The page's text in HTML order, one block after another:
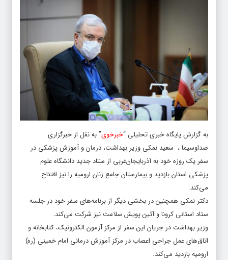
به گزارش پایگاه خبری تحلیلی “خبرخوی” به نقل از خبرگزاری
صداوسیما ، سعید نمکی وزیر بهداشت، درمان و آموزش پزشکی در
سفر یک روزه خود به آذربایجان‌غربی از ستاد جدید دانشگاه علوم
پزشکی استان بازدید و بیمارستان جامع زنان ارومیه را نیز افتتاح
می‌کند.
دکتر نمکی همچنین در بخشی دیگر از برنامه‌های سفر خود در جلسه
ستاد استانی کرونا و آئین پویش سلامت نیز شرکت می‌کند.
وزیر بهداشت در جریان این سفر از مرکز آزمون الکترونیک، کتابخانه و
اتاق‌های عمل جراحی اعصاب در مرکز آموزش درمانی امام خمینی (ره)
ارومیه بازدید می‌کند.